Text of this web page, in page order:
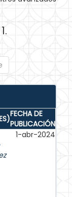
FECHA DE
PUBLICACIÓN
1-abr-2024